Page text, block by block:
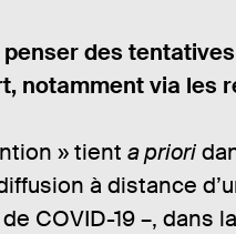
des
notamment via les
» tient a priori
à distance
COVID-19 –, dans